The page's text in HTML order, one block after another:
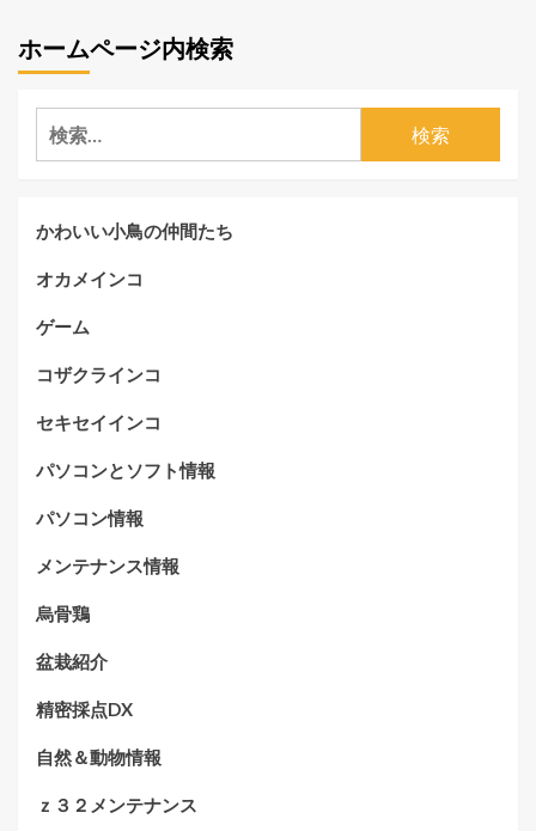
ホームページ内検索
検
索:
かわいい小鳥の仲間たち
オカメインコ
ゲーム
コザクラインコ
セキセイインコ
パソコンとソフト情報
パソコン情報
メンテナンス情報
烏骨鶏
盆栽紹介
精密採点DX
自然＆動物情報
ｚ３２メンテナンス